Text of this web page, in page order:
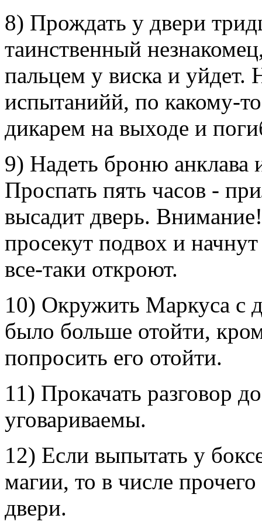
8) Прождать у двери
таинственный
пальцем у виска и уйдет.
испытанийй, по какому-
дикарем на выходе и
9) Надеть броню анклава
Проспать пять часов -
высадит дверь.
просекут подвох и
все-таки откроют.
10) Окружить Маркуса с
было больше отойти,
попросить его отойти.
11) Прокачать разговор
уговариваемы.
12) Если выпытать у
магии, то в числе
двери.